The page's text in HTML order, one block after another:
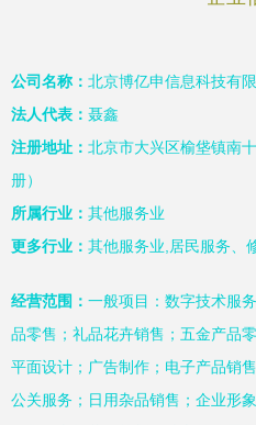
公司名称： 北京博亿申信息科技有
法人代表： 聂鑫
注册地址： 北京市大兴区榆垡镇南
册）
所属行业： 其他服务业
更多行业： 其他服务业,居民服务、
经营范围： 一般项目：数字技术服
品零售；礼品花卉销售；五金产品
平面设计；广告制作；电子产品销
公关服务；日用杂品销售；企业形